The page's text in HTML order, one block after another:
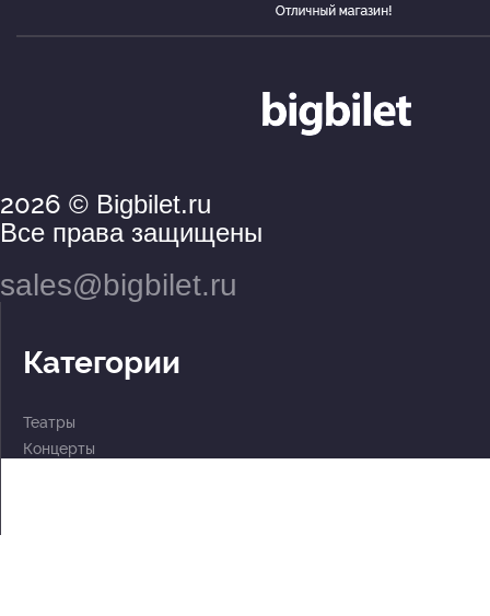
2026 © Bigbilet.ru
Все права защищены
sales@bigbilet.ru
Категории
Театры
Концерты